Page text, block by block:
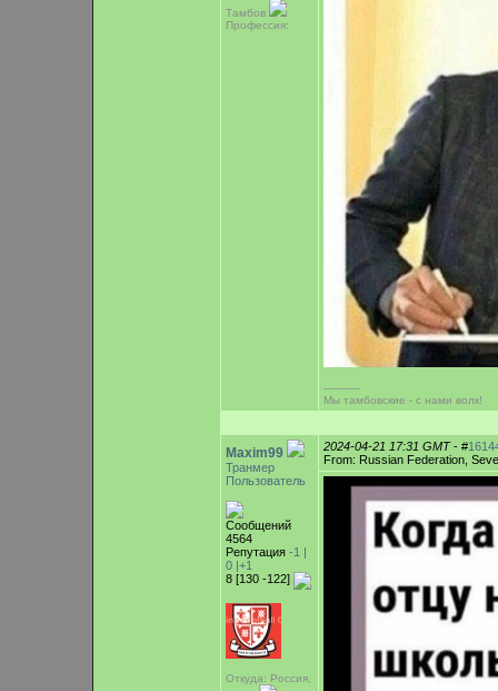
Тамбов
Профессия:
-----------
Мы тамбовские - с нами волк!
Maxim99
Транмер
Пользователь
Сообщений
4564
Репутация -1 |
0 |+1
8 [130 -122]
Откуда: Россия,
2024-04-21 17:31 GMT- #
From: Russian Federation,